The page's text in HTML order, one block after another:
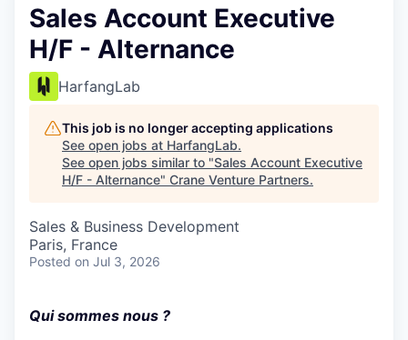
Sales Account Executive
H/F - Alternance
HarfangLab
This job is no longer accepting applications
See open jobs at HarfangLab.
See open jobs similar to "Sales Account Executive
H/F - Alternance" Crane Venture Partners.
Sales & Business Development
Paris, France
Posted on Jul 3, 2026
Qui sommes nous ?